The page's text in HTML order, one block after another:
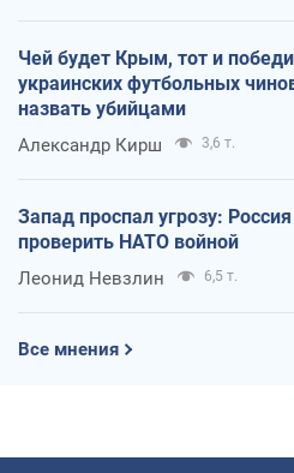
Чей будет Крым, тот и
украинских футбольных
назвать убийцами
Александр Кирш 3,6 т.
Запад проспал угрозу:
проверить НАТО войной
Леонид Невзлин 6,5 т.
Все мнения